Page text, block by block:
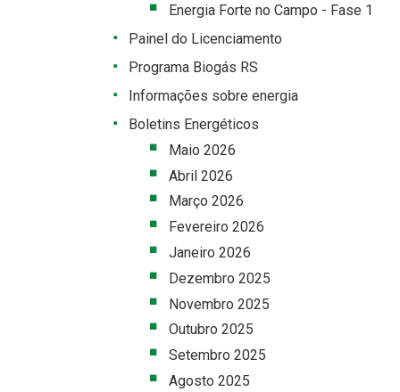
Energia Forte no Campo - Fase 1
Painel do Licenciamento
Programa Biogás RS
Informações sobre energia
Boletins Energéticos
Maio 2026
Abril 2026
Março 2026
Fevereiro 2026
Janeiro 2026
Dezembro 2025
Novembro 2025
Outubro 2025
Setembro 2025
Agosto 2025